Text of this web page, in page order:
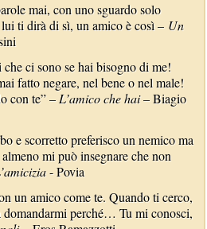
mai, con uno sguardo solo
ti dirà di sì, un amico è così – Un
che ci sono se hai bisogno di me!
fatto negare, nel bene o nel male!
con te” –L’amico che hai– Biagio
e scorretto preferisco un nemico ma
mi può insegnare che non
- Povia
un amico come te. Quando ti cerco,
domandarmi perché… Tu mi conosci,